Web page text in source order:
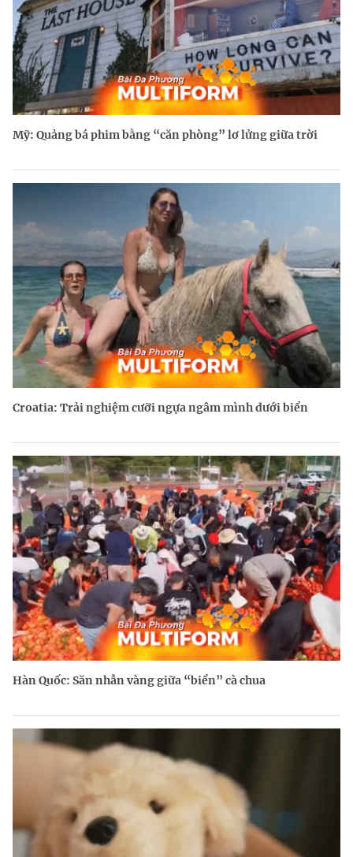
Mỹ: Quảng bá phim bằng “căn phòng” lơ lửng giữa trời
Croatia: Trải nghiệm cưỡi ngựa ngâm mình dưới biển
Hàn Quốc: Săn nhẫn vàng giữa “biển” cà chua